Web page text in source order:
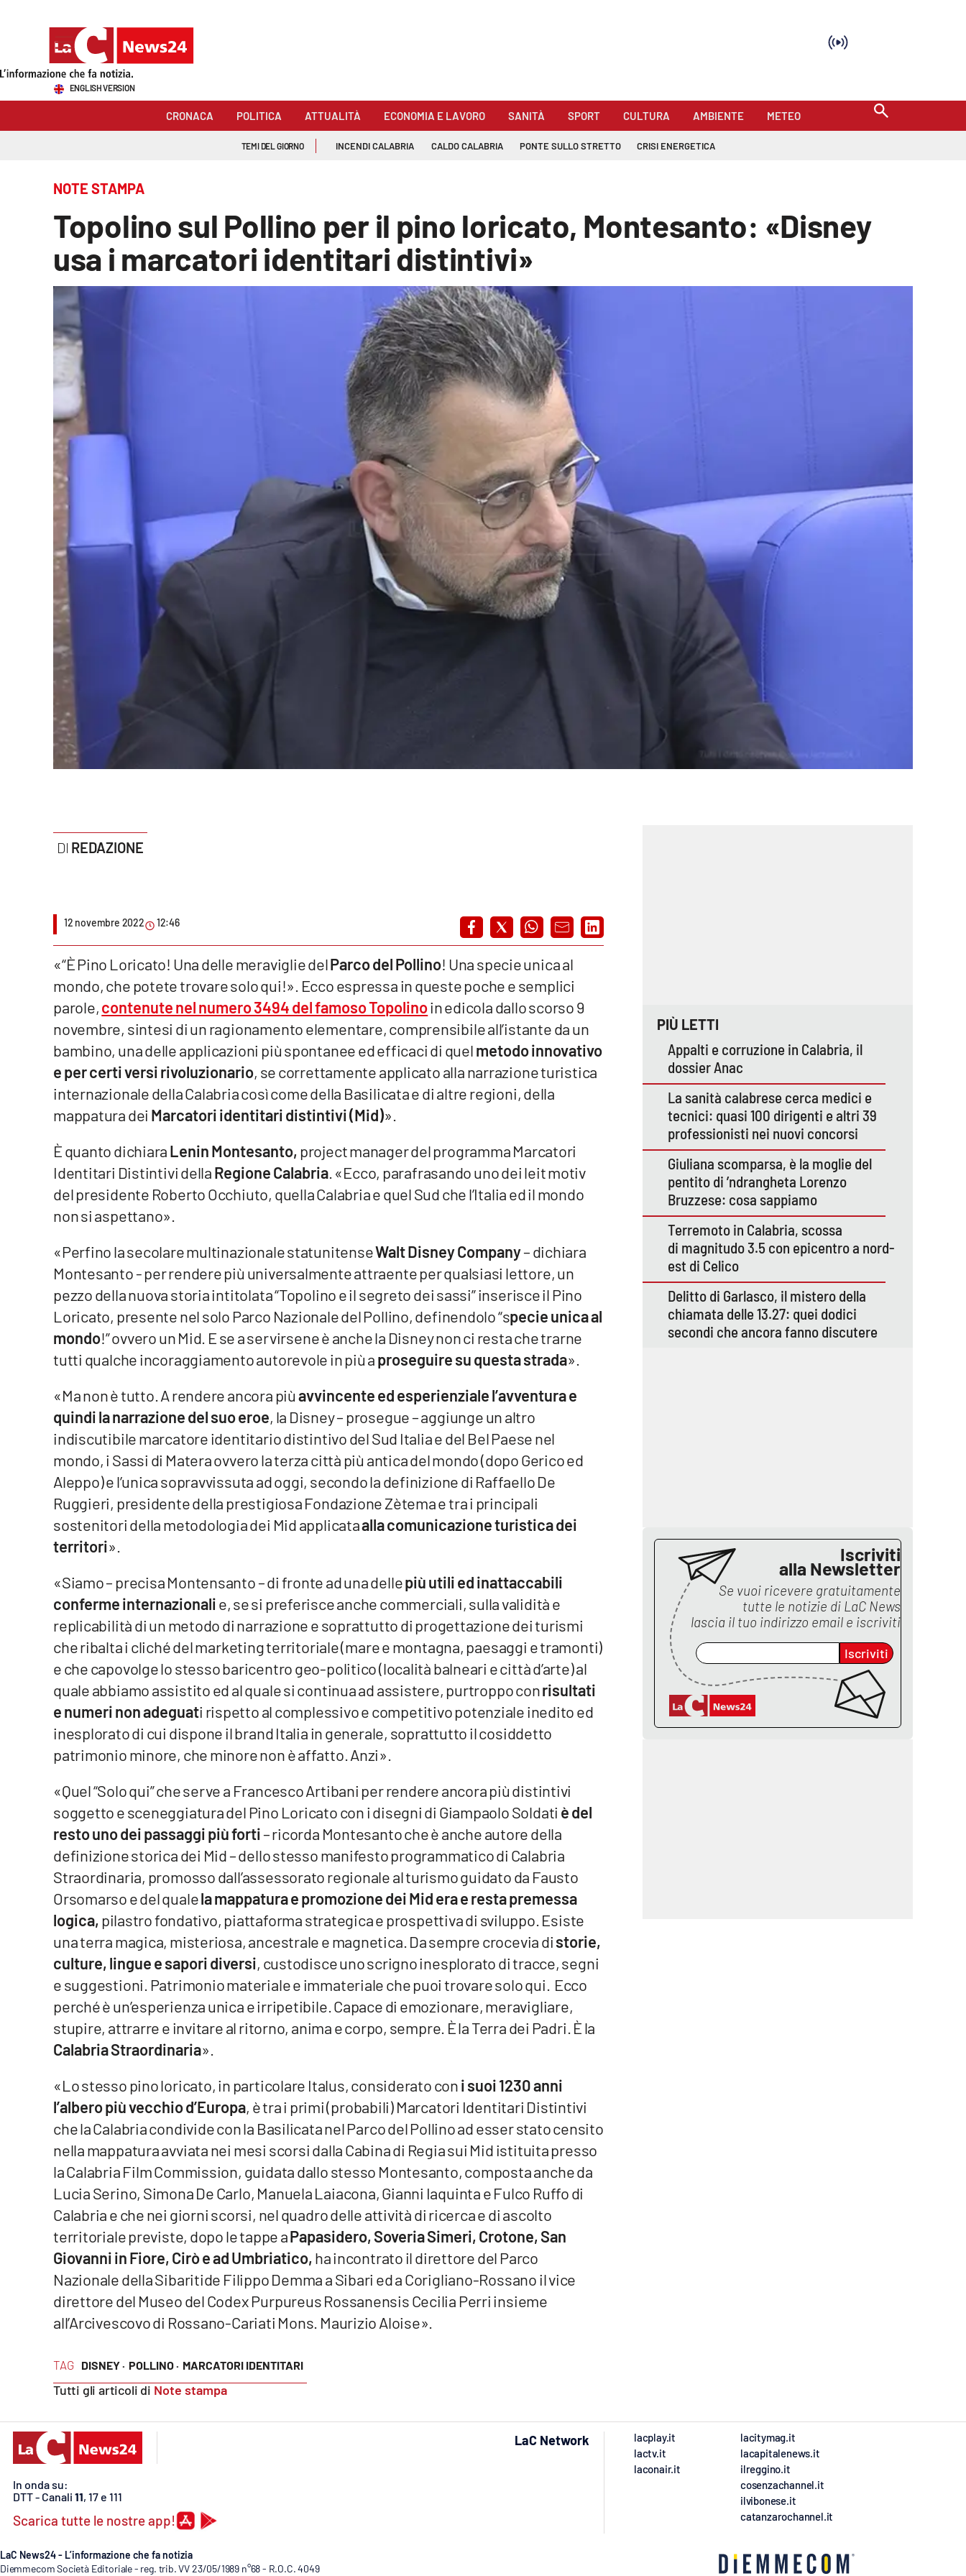
Sezioni
Economia e lavoro
Economia e Lavoro
Parchi Marini Calabria
Imprese Di Calabria
Le perfidie di Antonella Grippo
Venti di comunicazione
Streaming
LaC Network
Vibo Valentia
Reggio Calabria
Buona Sanità Calabria
Calabriavisione
Destinazioni
Lacitymag.it
Lacapitalenews.it
Cosenzachannel.it
Catanzarochannel.it
Vai
Cookie policy
ENGLISH VERSION
CRONACA POLITICA ATTUALITÀ ECONOMIA E LAVORO SANITÀ SPORT CULTURA AMBIENTE METEO
TEMI DEL GIORNO INCENDI CALABRIA CALDO CALABRIA PONTE SULLO STRETTO CRISI ENERGETICA
NOTE STAMPA
Topolino sul Pollino per il pino loricato, Montesanto: «Disney
usa i marcatori identitari distintivi»
REDAZIONE
12 novembre 2022 12:46
TAG DISNEY · POLLINO · MARCATORI IDENTITARI
Tutti gli articoli di Note stampa
«“È Pino Loricato! Una delle meraviglie delParco del Pollino! Una specie unica al
mondo, che potete trovare solo qui!». Ecco espressa in queste poche e semplici
parole,contenute nel numero 3494 del famoso Topolinoin edicola dallo scorso 9
novembre, sintesi di un ragionamento elementare, comprensibile all’istante da un
bambino, una delle applicazioni più spontanee ed efficaci di quelmetodo innovativo
e per certi versi rivoluzionario, se correttamente applicato alla narrazione turistica
internazionale della Calabria così come della Basilicata e di altre regioni, della
mappatura dei Marcatori identitari distintivi (Mid)».
È quanto dichiaraLenin Montesanto, project manager del programma Marcatori
Identitari Distintivi dellaRegione Calabria. «Ecco, parafrasando uno dei leit motiv
del presidente Roberto Occhiuto, quella Calabria e quel Sud che l’Italia ed il mondo
non si aspettano».
«Perfino la secolare multinazionale statunitenseWalt Disney Company– dichiara
Montesanto - per rendere più universalmente attraente per qualsiasi lettore, un
pezzo della nuova storia intitolata “Topolino e il segreto dei sassi” inserisce il Pino
Loricato, presente nel solo Parco Nazionale del Pollino, definendolo “specie unica al
mondo!” ovvero un Mid. E se a servirsene è anche la Disney non ci resta che trarne
tutti qualche incoraggiamento autorevole in più aproseguire su questa strada».
«Ma non è tutto. A rendere ancora piùavvincente ed esperienziale l’avventura e
quindi la narrazione del suo eroe, la Disney – prosegue – aggiunge un altro
indiscutibile marcatore identitario distintivo del Sud Italia e del Bel Paese nel
mondo, i Sassi di Matera ovvero la terza città più antica del mondo (dopo Gerico ed
Aleppo) e l’unica sopravvissuta ad oggi, secondo la definizione di Raffaello De
Ruggieri, presidente della prestigiosa Fondazione Zètema e tra i principali
sostenitori della metodologia dei Mid applicataalla comunicazione turistica dei
territori».
«Siamo – precisa Montensanto – di fronte ad una dellepiù utili ed inattaccabili
conferme internazionalie, se si preferisce anche commerciali, sulla validità e
replicabilità di un metodo di narrazione e soprattutto di progettazione dei turismi
che ribalta i cliché del marketing territoriale (mare e montagna, paesaggi e tramonti)
e che capovolge lo stesso baricentro geo-politico (località balneari e città d’arte) al
quale abbiamo assistito ed al quale si continua ad assistere, purtroppo conrisultati
e numeri non adeguati rispetto al complessivo e competitivo potenziale inedito ed
inesplorato di cui dispone il brand Italia in generale, soprattutto il cosiddetto
patrimonio minore, che minore non è affatto. Anzi».
«Quel “Solo qui” che serve a Francesco Artibani per rendere ancora più distintivi
soggetto e sceneggiatura del Pino Loricato con i disegni di Giampaolo Soldati è del
resto uno dei passaggi più forti– ricorda Montesanto che è anche autore della
definizione storica dei Mid – dello stesso manifesto programmatico di Calabria
Straordinaria, promosso dall’assessorato regionale al turismo guidato da Fausto
Orsomarso e del qualela mappatura e promozione dei Mid era e resta premessa
logica, pilastro fondativo, piattaforma strategica e prospettiva di sviluppo. Esiste
una terra magica, misteriosa, ancestrale e magnetica. Da sempre crocevia distorie,
culture, lingue e sapori diversi, custodisce uno scrigno inesplorato di tracce, segni
e suggestioni. Patrimonio materiale e immateriale che puoi trovare solo qui. Ecco
perché è un’esperienza unica e irripetibile. Capace di emozionare, meravigliare,
stupire, attrarre e invitare al ritorno, anima e corpo, sempre. È la Terra dei Padri. È la
Calabria Straordinaria».
«Lo stesso pino loricato, in particolare Italus, considerato coni suoi 1230 anni
l’albero più vecchio d’Europa, è tra i primi (probabili) Marcatori Identitari Distintivi
che la Calabria condivide con la Basilicata nel Parco del Pollino ad esser stato censito
nella mappatura avviata nei mesi scorsi dalla Cabina di Regia sui Mid istituita presso
la Calabria Film Commission, guidata dallo stesso Montesanto, composta anche da
Lucia Serino, Simona De Carlo, Manuela Laiacona, Gianni Iaquinta e Fulco Ruffo di
Calabria e che nei giorni scorsi, nel quadro delle attività di ricerca e di ascolto
territoriale previste, dopo le tappe aPapasidero, Soveria Simeri, Crotone, San
Giovanni in Fiore, Cirò e ad Umbriatico,ha incontrato il direttore del Parco
Nazionale della Sibaritide Filippo Demma a Sibari ed a Corigliano-Rossano il vice
direttore del Museo del Codex Purpureus Rossanensis Cecilia Perri insieme
all’Arcivescovo di Rossano-Cariati Mons. Maurizio Aloise».
PIÙ LETTI
Appalti e corruzione in Calabria, il
dossier Anac
La sanità calabrese cerca medici e
tecnici: quasi 100 dirigenti e altri 39
professionisti nei nuovi concorsi
Giuliana scomparsa, è la moglie del
pentito di ’ndrangheta Lorenzo
Bruzzese: cosa sappiamo
Terremoto in Calabria, scossa
di magnitudo 3.5 con epicentro a nord-
est di Celico
Delitto di Garlasco, il mistero della
chiamata delle 13.27: quei dodici
secondi che ancora fanno discutere
Iscriviti
alla Newsletter
Se vuoi ricevere gratuitamente
tutte le notizie di LaC News
lascia il tuo indirizzo email e iscriviti
Iscriviti
In onda su:
DTT - Canali 11, 17 e 111
Scarica tutte le nostre app!
LaC Network
lacplay.it
lactv.it
laconair.it
lacitymag.it
lacapitalenews.it
ilreggino.it
cosenzachannel.it
ilvibonese.it
catanzarochannel.it
LaC News24 - L’informazione che fa notizia
Diemmecom Società Editoriale - reg. trib. VV 23/05/1989 n°68 - R.O.C. 4049